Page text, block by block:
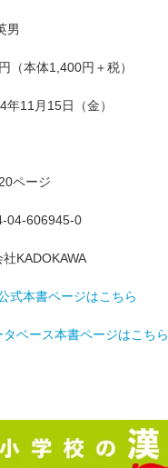
男
（本体1,400円＋税）
年11月15日（金）
ページ
04-606945-0
KADOKAWA
式本書ページはこちら
ベース本書ページはこちら